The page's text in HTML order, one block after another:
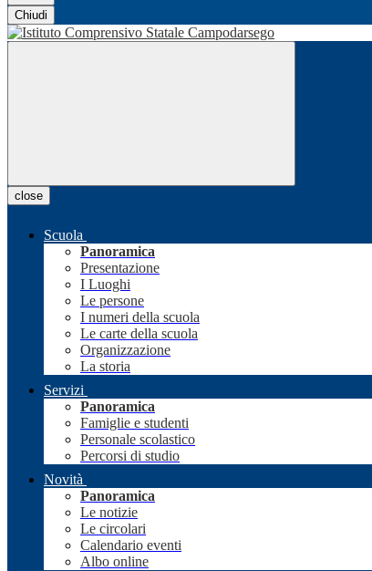
Chiudi
close
Scuola
Panoramica
Presentazione
I Luoghi
Le persone
I numeri della scuola
Le carte della scuola
Organizzazione
La storia
Servizi
Panoramica
Famiglie e studenti
Personale scolastico
Percorsi di studio
Novità
Panoramica
Le notizie
Le circolari
Calendario eventi
Albo online